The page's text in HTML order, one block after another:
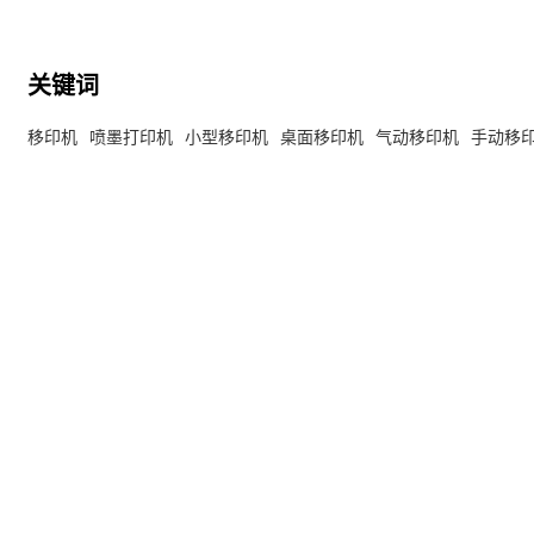
关键词
移印机 喷墨打印机 小型移印机 桌面移印机 气动移印机 手动移